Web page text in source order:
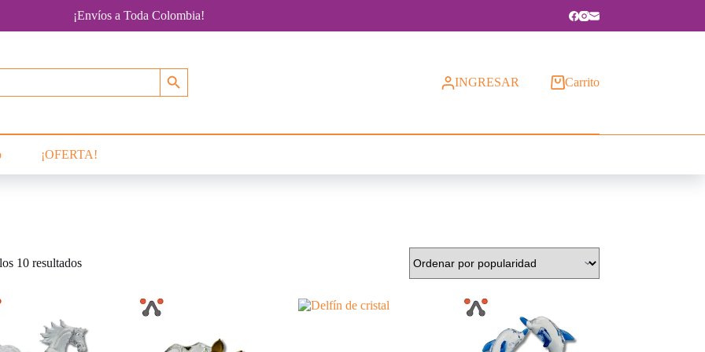
¡Envíos a Toda Colombia!
Botón de búsqueda INGRESAR Carrito
¡OFERTA!
10 resultadosOrdenado